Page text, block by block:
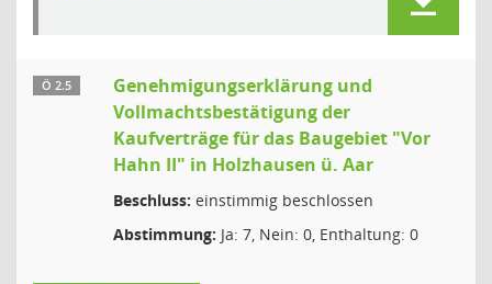
Ö 2.5
Genehmigungserklärung und
Vollmachtsbestätigung der
Kaufverträge für das Baugebiet "Vor
Hahn II" in Holzhausen ü. Aar
Beschluss: einstimmig beschlossen
Abstimmung: Ja: 7, Nein: 0, Enthaltung: 0